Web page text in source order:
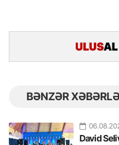
BƏNZƏR
David